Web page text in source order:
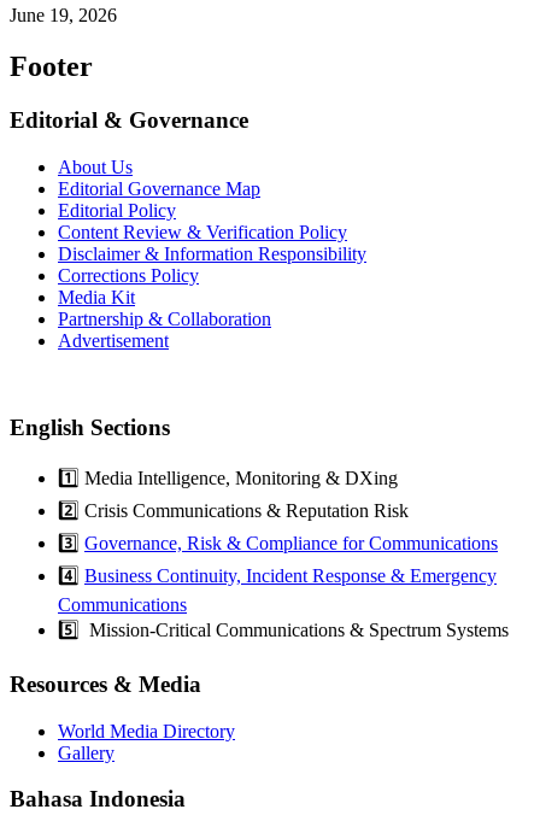
June 19, 2026
Footer
Editorial & Governance
About Us
Editorial Governance Map
Editorial Policy
Content Review & Verification Policy
Disclaimer & Information Responsibility
Corrections Policy
Media Kit
Partnership & Collaboration
Advertisement
English Sections
1️⃣ Media Intelligence, Monitoring & DXing
2️⃣ Crisis Communications & Reputation Risk
3️⃣ Governance, Risk & Compliance for Communications
4️⃣ Business Continuity, Incident Response & Emergency
Communications
5️⃣ Mission-Critical Communications & Spectrum Systems
Resources & Media
World Media Directory
Gallery
Bahasa Indonesia